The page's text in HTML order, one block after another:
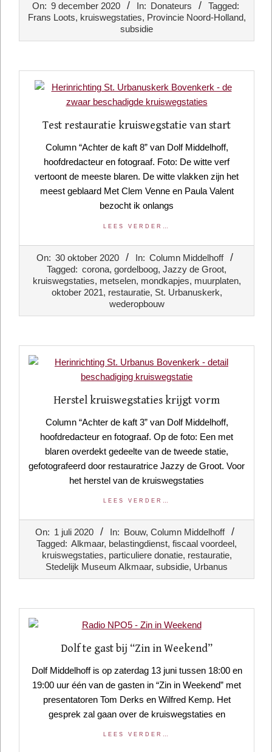
12-
On: 9 december 2020 In: Donateurs
Tagged:
Frans Loots, kruiswegstaties, Provincie Noord-Holland,
subsidie
Test restauratie kruiswegstatie van start
Column “Achter de kaft 8” van Dolf Middelhoff,
hoofdredacteur en fotograaf. Foto: De witte verf
vertoont de meeste blaren. De witte vlakken zijn het
meest geblaard Met Clem Venne en Paula Valent
bezocht ik onlangs
LEES VERDER…
On: 30 oktober 2020 In: Column Middelhoff
Tagged: corona, gordelboog, Jazzy de Groot,
kruiswegstaties, metselen, mondkapjes, muurplaten,
oktober 2021, restauratie, St. Urbanuskerk,
wederopbouw
Herstel kruiswegstaties krijgt vorm
Column “Achter de kaft 3” van Dolf Middelhoff,
hoofdredacteur en fotograaf. Op de foto: Een met
blaren overdekt gedeelte van de tweede statie,
gefotografeerd door restauratrice Jazzy de Groot. Voor
het herstel van de kruiswegstaties
LEES VERDER…
On: 1 juli 2020 In: Bouw, Column Middelhoff
Tagged: Alkmaar, belastingdienst, fiscaal voordeel,
kruiswegstaties, particuliere donatie, restauratie,
Stedelijk Museum Alkmaar, subsidie, Urbanus
Dolf te gast bij “Zin in Weekend”
Dolf Middelhoff is op zaterdag 13 juni tussen 18:00 en
19:00 uur één van de gasten in “Zin in Weekend” met
presentatoren Tom Derks en Wilfred Kemp. Het
gesprek zal gaan over de kruiswegstaties en
LEES VERDER…